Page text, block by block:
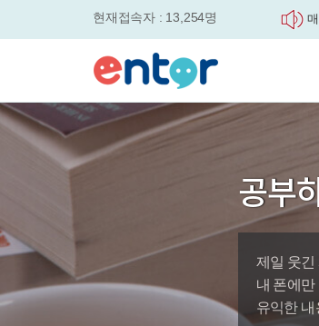
현재접속자 : 13,254명
실력을
로 다
'Story
학습도우미 G1
공부
제일 웃긴
내 폰에
유익한